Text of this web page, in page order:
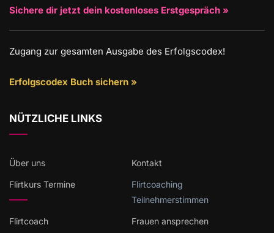
Sichere dir jetzt dein kostenloses Erstgespräch »
Zugang zur gesamten Ausgabe des Erfolgscodex!
Erfolgscodex Buch sichern »
NÜTZLICHE LINKS
Über uns Kontakt
Flirtkurs Termine
Flirtcoaching
Teilnehmerstimmen
Flirtcoach Frauen ansprechen